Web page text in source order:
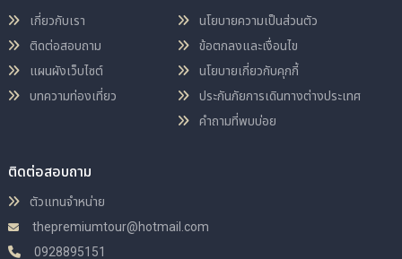
เกี่ยวกับเรา
ติดต่อสอบถาม
แผนผังเว็บไซต์
บทความท่องเที่ยว
นโยบายความเป็นส่วนตัว
ข้อตกลงและเงื่อนไข
นโยบายเกี่ยวกับคุกกี้
ประกันภัยการเดินทางต่างประเทศ
คำถามที่พบบ่อย
ติดต่อสอบถาม
ตัวแทนจำหน่าย
thepremiumtour@hotmail.com
0928895151